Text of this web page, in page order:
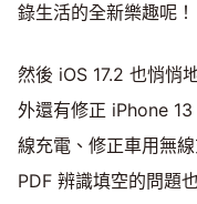
錄生活的全新樂趣呢！
然後 iOS 17.2 也悄悄
外還有修正 iPhone
線充電、修正車用無
PDF 辨識填空的問題